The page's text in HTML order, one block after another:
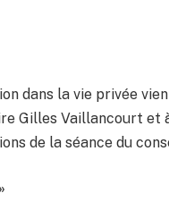
dans la vie privée
Gilles Vaillancourt et
de la séance du